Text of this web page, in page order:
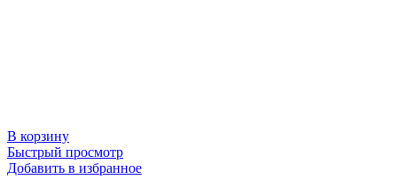
В корзину
Быстрый просмотр
Добавить в избранное